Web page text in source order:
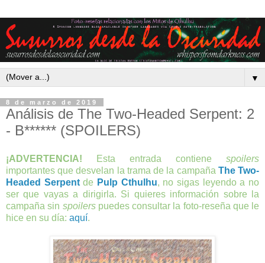
▼
8 de marzo de 2019
Análisis de The Two-Headed Serpent: 2
- B****** (SPOILERS)
¡ADVERTENCIA! Esta entrada contiene spoilers
importantes que desvelan la trama de la campaña The Two-
Headed Serpentde Pulp Cthulhu, no sigas leyendo a no
ser que vayas a dirigirla. Si quieres información sobre la
campaña sin spoilerspuedes consultar la foto-reseña que le
hice en su día: aquí.